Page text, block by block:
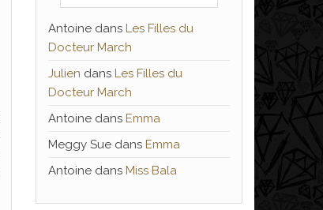
Antoinedans Les Filles du
Docteur March
Julien dans Les Filles du
Docteur March
Antoinedans Emma
Meggy Suedans Emma
Antoinedans Miss Bala